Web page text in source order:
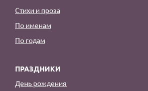
Стихи и проза
По именам
По годам
ПРАЗДНИКИ
День рождения